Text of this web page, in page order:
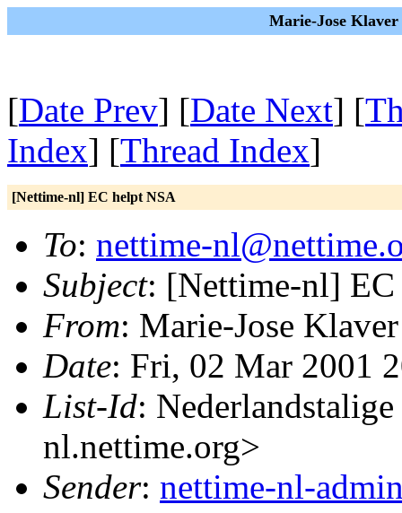
Marie-Jose Klaver
[Date Prev] [Date Next] [
Index] [Thread Index]
[Nettime-nl] EC helpt NSA
To: nettime-
Subject: [Nettime-nl]
From: Marie-Jose
Date: Fri, 02 Mar 2001
List-Id:
nl.nettime.org>
Sender: nettime-nl-